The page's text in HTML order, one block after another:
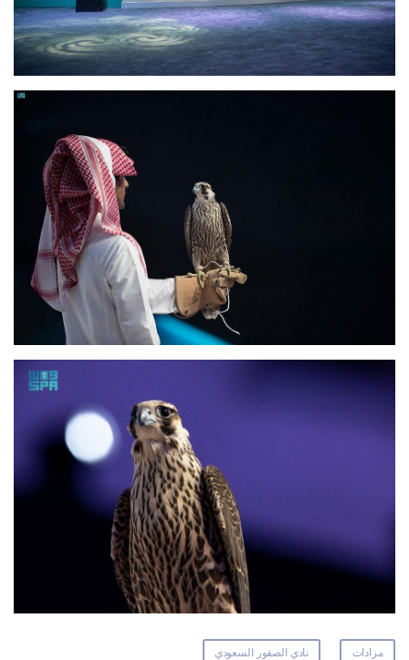
مزادات نادي الصقور السعودي